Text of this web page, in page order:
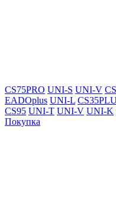
CS75PRO UNI-S UNI-V
EADOplus UNI-L
CS95 UNI-T UNI-V UNI-K
Покупка